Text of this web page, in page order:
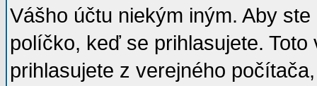
Vášho účtu niekým iným. Aby
políčko, keď se prihlasujete.
prihlasujete z verejného